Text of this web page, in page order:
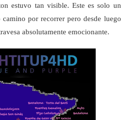
estuvo tan visible. Este es solo un
por recorrer pero desde luego
absolutamente emocionante.